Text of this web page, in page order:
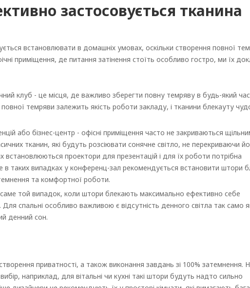
застосовується тканина
встановлювати в домашніх умовах, оскільки створення повної
приміщення, де питання затінення стоїть особливо гостро, ми їх
клуб - це місця, де важливо зберегти повну темряву в будь-який
повної темряви залежить якість роботи закладу, і тканини блекауту
або бізнес-центр - офісні приміщення часто не закриваються
тканин, які будуть розсіювати сонячне світло, не перекриваючи
встановлюються проектори для презентацій і для їх роботи потрібна
в таких випадках у конференц-зал рекомендується встановити штори
та комфортної роботи.
саме той випадок, коли штори блекають максимально ефективно себе
спальні особливо важливою є відсутність денного світла так само
денний сон.
приватності, а також виконання завдань зі 100% затемнення.
наприклад, для вітальні чи кухні такі штори будуть надто сильно